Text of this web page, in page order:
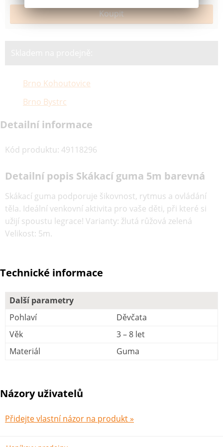
Brno Kohoutovice
Brno Bystrc
Detailní informace
Kód produktu: 49118296
Detailní popis Skákací guma 5m barevná
Skákací guma podporuje šikovnost, rytmus a ovládání
těla. Ideální venkovní aktivita pro vaše děti, při které si
užijí spoustu legrace! Varianty: žlutá růžová zelená
Velikost: 5m.
Technické informace
Další parametry
Pohlaví
Děvčata
Věk
3 – 8 let
Materiál
Guma
Názory uživatelů
Přidejte vlastní názor na produkt »